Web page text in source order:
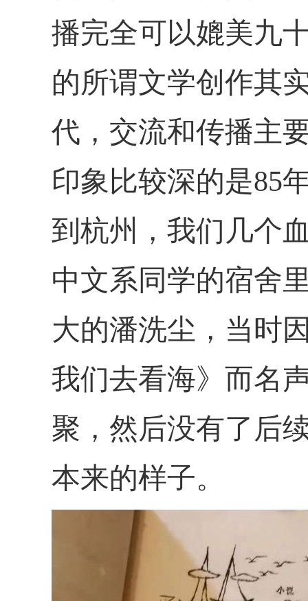
播完全可以媲美九
的所谓文学创作其
代，交流和传播主
印象比较深的是85
到杭州，我们几个
中文系同学的宿舍
大的潘洗尘，当时
我们去看海》而名
聚，然后没有了后
本来的样子。